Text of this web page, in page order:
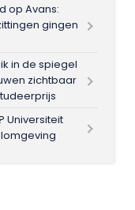
op Avans:
gingen
in de spiegel
zichtbaar
Universiteit